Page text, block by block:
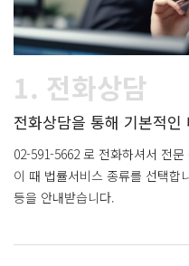
1. 전화상담
전화상담을 통해 기본적
02-591-5662 로 전화하셔서 전
이 때 법률서비스 종류를 선택합
등을 안내받습니다.